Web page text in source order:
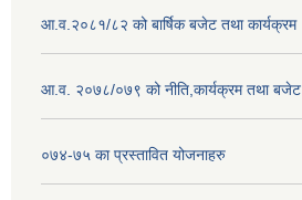
आ.व.२०८१/८२ को बार्षिक बजेट तथा कार्यक्रम
आ.व. २०७८/०७९ को नीति,कार्यक्रम तथा बजेट
०७४-७५ का प्रस्तावित योजनाहरु